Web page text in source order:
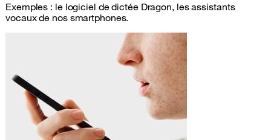
Exemples : le logiciel de dictée Dragon, les assistants
vocaux de nos smartphones.